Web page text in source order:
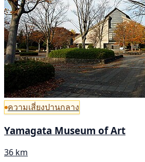
ความเสี่ยงปานกลาง
Yamagata Museum of Art
36 km